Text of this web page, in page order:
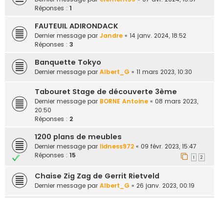
Réponses : 1
FAUTEUIL ADIRONDACK
Dernier message par Jandre « 14 janv. 2024, 18:52
Réponses : 3
Banquette Tokyo
Dernier message par Albert_G « 11 mars 2023, 10:30
Tabouret Stage de découverte 3ème
Dernier message par BORNE Antoine « 08 mars 2023,
20:50
Réponses : 2
1200 plans de meubles
Dernier message par lidness972 « 09 févr. 2023, 15:47
Réponses : 15 1 2
Chaise Zig Zag de Gerrit Rietveld
Dernier message par Albert_G « 26 janv. 2023, 00:19